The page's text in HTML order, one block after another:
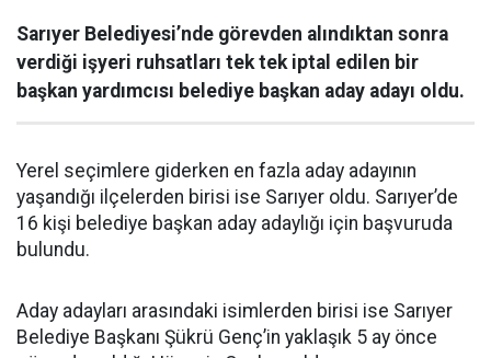
Sarıyer Belediyesi’nde görevden alındıktan sonra
verdiği işyeri ruhsatları tek tek iptal edilen bir
başkan yardımcısı belediye başkan aday adayı oldu.
Yerel seçimlere giderken en fazla aday adayının
yaşandığı ilçelerden birisi ise Sarıyer oldu. Sarıyer’de
16 kişi belediye başkan aday adaylığı için başvuruda
bulundu.
Aday adayları arasındaki isimlerden birisi ise Sarıyer
Belediye Başkanı Şükrü Genç’in yaklaşık 5 ay önce